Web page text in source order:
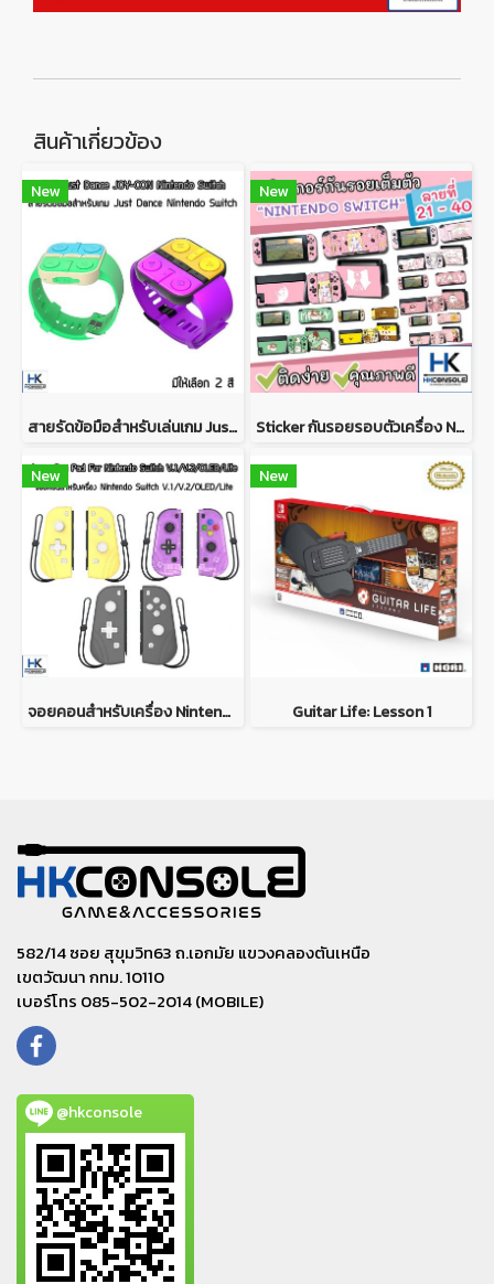
สินค้าเกี่ยวข้อง
New
สายรัดข้อมือสำหรับเล่นเกม Just dance บน Nintendo Switch IINE Watch-Shaped Wireless Controller for Switch Just Dance Game
New
Sticker กันรอยรอบตัวเครื่อง Nintendo Switch ติดรอบตัวเครื่อง หน้า+หลัง ติดกันรอย Dock ครบชุด *ลายที่21-40*
New
จอยคอนสำหรับเครื่อง Nintendo Switch V.1/V.2/OLED/Lite Joy Con Pad For Nintendo Switch V.1/V.2/OLED/Lite
New
Guitar Life: Lesson 1
582/14 ซอย สุขุมวิท63 ถ.เอกมัย แขวงคลองตันเหนือ
เขตวัฒนา กทม. 10110
เบอร์โทร 085-502-2014 (MOBILE)
@hkconsole